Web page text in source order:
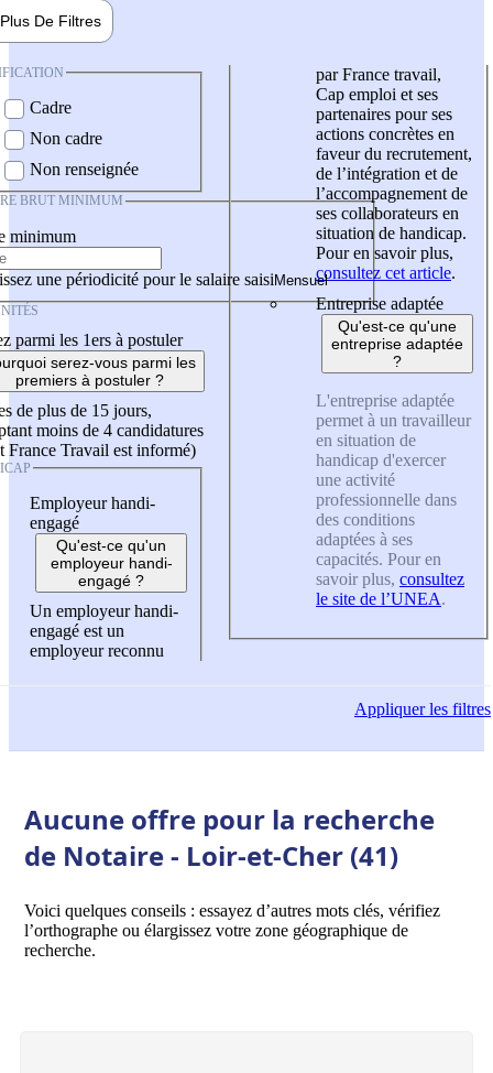
Plus De Filtres
Cadre
Non cadre
Non renseignée
BRUT MINIMUM
minimum
une périodicité pour le salaire saisi
parmi les 1ers à postuler
serez-vous parmi les
premiers à postuler ?
de plus de 15 jours,
moins de 4 candidatures
France Travail est informé)
Employeur handi-
engagé
Qu'est-ce qu'un
employeur handi-
engagé ?
Un employeur handi-
engagé est un
employeur reconnu
par France travail,
Cap emploi et ses
partenaires pour ses
actions concrètes en
faveur du recrutement,
de l’intégration et de
l’accompagnement de
ses collaborateurs en
situation de handicap.
Pour en savoir plus,
consultez cet article.
Entreprise adaptée
Qu'est-ce qu'une
entreprise adaptée
?
L'entreprise adaptée
permet à un travailleur
en situation de
handicap d'exercer
une activité
professionnelle dans
des conditions
adaptées à ses
capacités. Pour en
savoir plus, consultez
le site de l’UNEA.
Appliquerles filtres
Aucune offre pour la recherche
de Notaire - Loir-et-Cher (41)
Voici quelques conseils : essayez d’autres mots clés, vérifiez
l’orthographe ou élargissez votre zone géographique de
recherche.